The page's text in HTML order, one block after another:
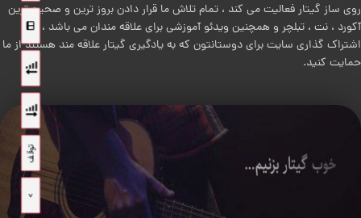
روی ساز گیتار فعالیت می کند ، تمام تلاش ما قرار دادن بروز ترین و صحیح ترین
آکورد ، نت ، تبلچر و همچنین ویدئو آموزشی برای علاقه مندان می باشد ، با
اشتراک گذاری سایت برای دوستانتون که به یادگیری گیتار علاقه مند هستند از ما
حمایت کنید.